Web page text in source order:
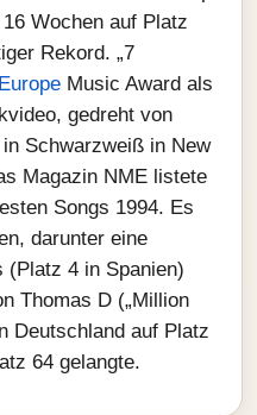
Wochen auf Platz
Rekord. „7
Europe Music Award als
gedreht von
Schwarzweiß in New
Magazin NME listete
Songs 1994. Es
darunter eine
(Platz 4 in Spanien)
Thomas D („Million
Deutschland auf Platz
64 gelangte.